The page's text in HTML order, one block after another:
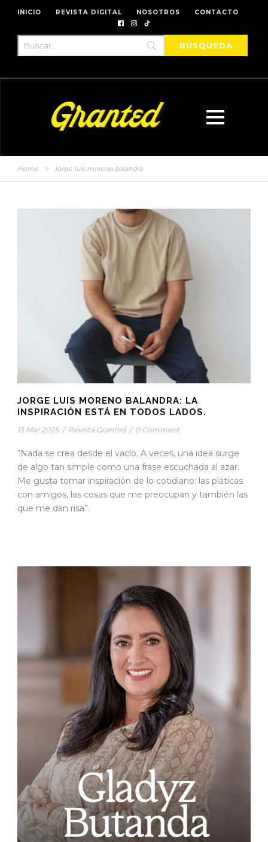
INICIO REVISTA DIGITAL NOSOTROS CONTACTO
Home > jorge luis moreno balandra
JORGE LUIS MORENO BALANDRA: LA
INSPIRACIÓN ESTÁ EN TODOS LADOS.
13 Mar 2025 / Revista Granted / 0 Comment
“Nada se crea desde el vacío. A veces, una idea surge
de algo tan simple como una frase escuchada al azar.
Me gusta tomar inspiración de lo cotidiano: las pláticas
con amigos, las cosas que me preocupan y también las
que me dan risa”.